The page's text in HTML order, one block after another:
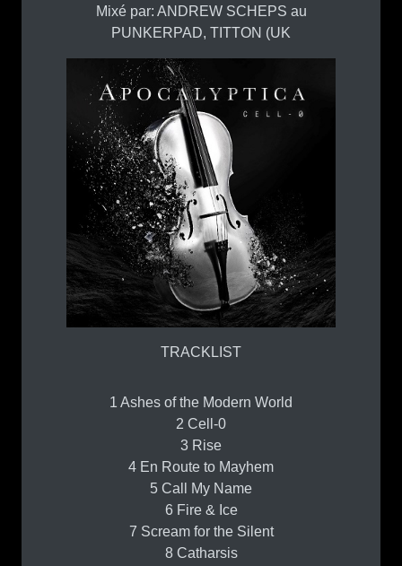
Mixé par: ANDREW SCHEPS au
PUNKERPAD, TITTON (UK
TRACKLIST
1 Ashes of the Modern World
2 Cell-0
3 Rise
4 En Route to Mayhem
5 Call My Name
6 Fire & Ice
7 Scream for the Silent
8 Catharsis